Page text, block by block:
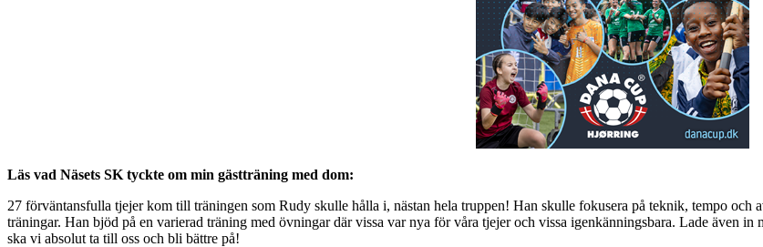
Läs vad Näsets SK tyckte om min gästträning med dom:
27 förväntansfulla tjejer kom till träningen som Rudy skulle hålla i, nästan hela truppen! Han skulle fokusera på teknik, tempo och
träningar. Han bjöd på en varierad träning med övningar där vissa var nya för våra tjejer och vissa igenkänningsbara. Lade även
ska vi absolut ta till oss och bli bättre på!